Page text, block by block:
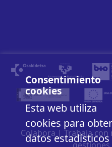
Consentimiento
cookies
Esta web utiliza
cookies para
datos estadísticos
Colabora | Trabaja